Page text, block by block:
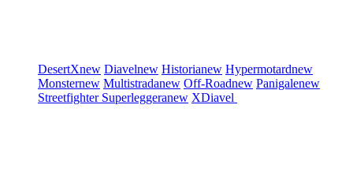
DesertXnew Diavelnew Historianew Hypermotardnew
Monsternew Multistradanew Off-Roadnew Panigalenew
Streetfighter Superleggeranew XDiavel